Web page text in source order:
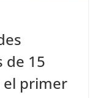
de 15
el primer